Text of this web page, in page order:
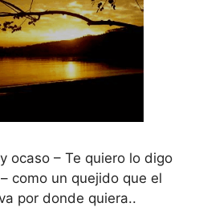
ocaso – Te quiero lo digo
como un quejido que el
por donde quiera..